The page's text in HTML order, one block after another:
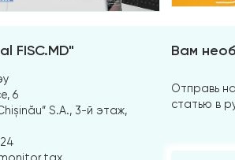
FISC.MD"
6
S.A., 3-й этаж,
Вам
Отправь
статью в